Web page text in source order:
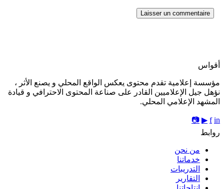
أقواس
مؤسسة إعلامية تقدم محتوى يعكس الواقع المحلي و يصنع الأثر ،
نؤهل جيل الإعلاميين القادر على صناعة المحتوى الاحترافي و قيادة
المشهد الإعلامي المحلي.
f in
▶
📷
روابط
من نحن
خدماتنا
التدريبات
التقارير